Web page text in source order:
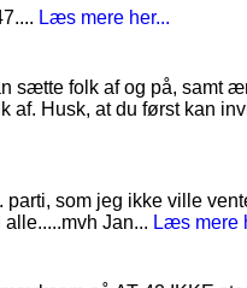
Læs mere her...
sætte folk af og på, samt
Husk, at du først kan
parti, som jeg ikke ville
Jan... Læs mere